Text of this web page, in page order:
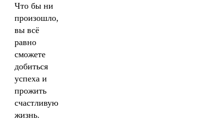
Что бы ни
произошло,
вы всё
равно
сможете
добиться
успеха и
прожить
счастливую
жизнь.